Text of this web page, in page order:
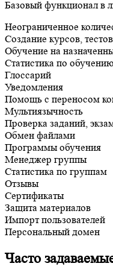
Базовый функционал в
Неограниченное
Создание курсов,
Обучение на
Статистика по обучению
Глоссарий
Уведомления
Помощь с переносом
Мультиязычность
Проверка заданий,
Обмен файлами
Программы обучения
Менеджер группы
Cтатистика по группам
Отзывы
Сертификаты
Защита материалов
Импорт пользователей
Персональный домен
Часто